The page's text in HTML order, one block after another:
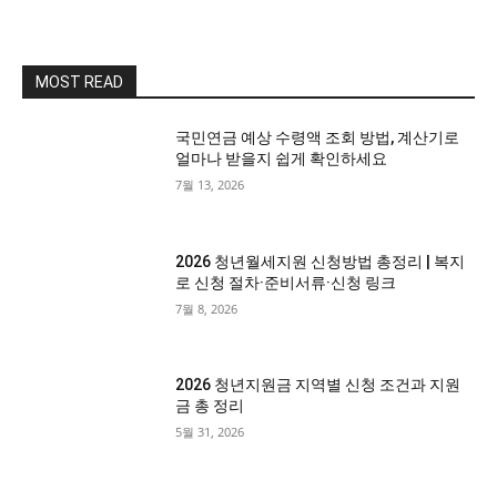
MOST READ
국민연금 예상 수령액 조회 방법, 계산기로
얼마나 받을지 쉽게 확인하세요
7월 13, 2026
2026 청년월세지원 신청방법 총정리 | 복지
로 신청 절차·준비서류·신청 링크
7월 8, 2026
2026 청년지원금 지역별 신청 조건과 지원
금 총 정리
5월 31, 2026